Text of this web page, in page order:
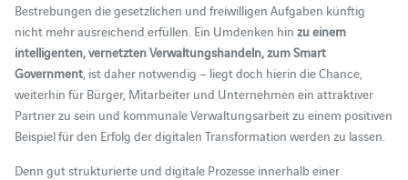
Bestrebungen die gesetzlichen und freiwilligen Aufgaben künftig
nicht mehr ausreichend erfüllen. Ein Umdenken hin zu einem
intelligenten, vernetzten Verwaltungshandeln, zum Smart
Government, ist daher notwendig – liegt doch hierin die Chance,
weiterhin für Bürger, Mitarbeiter und Unternehmen ein attraktiver
Partner zu sein und kommunale Verwaltungsarbeit zu einem positiven
Beispiel für den Erfolg der digitalen Transformation werden zu lassen.
Denn gut strukturierte und digitale Prozesse innerhalb einer